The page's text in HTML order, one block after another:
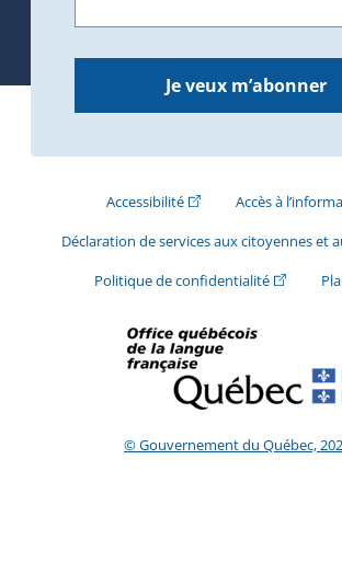
Je veux m’abonner
Accessibilité(Cet hyperlien externe
Accès à
Déclaration de services aux citoyennes et
Politique de confidentialité(Cet
© Gouvernement du Québec,